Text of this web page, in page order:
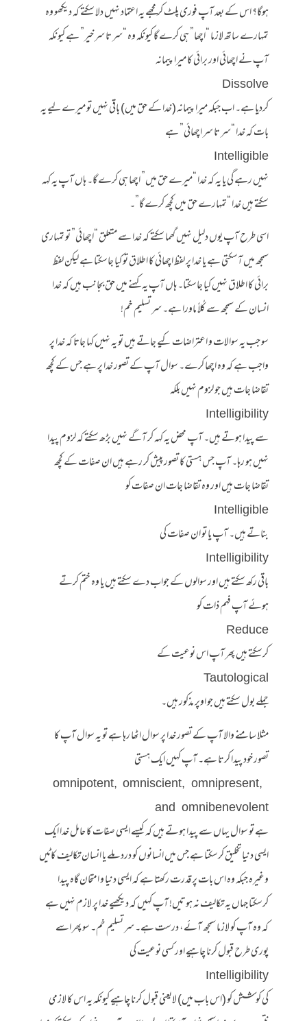
ہوگا؟ اس کے بعد آپ فوری پلٹ کر مجھے یہ اعتماد نہیں دلا سکتے کہ دیکھو وہ
تمہارے ساتھ لازما “اچھا” ہی کرے گا کیونکہ وہ “سر تا سر خیر” ہے کیونکہ
آپ نے اچھائی اور برائی کا میرا پیمانہ
Dissolve
کردیا ہے۔ اب جبکہ میرا پیمانہ (خدا کے حق میں) باقی نہیں تو میرے لیے یہ
بات کہ خدا “سر تا سر اچھائی” ہے
Intelligible
نہیں رہے گی یا یہ کہ خدا “میرے حق میں” اچھا ہی کرے گا۔ ہاں آپ یہ کہہ
سکتے ہیں خدا “تمہارے حق میں کچھ کرے گا”۔
اسی طرح آپ یوں دلیل نہیں گھما سکتے کہ خدا سے متعلق “اچھائی” تو تمہاری
سمجھ میں آسکتی ہے یا خدا پر لفظ اچھائی کا اطلاق تو کیا جاسکتا ہے لیکن لفظ
برائی کا اطلاق نہیں کیا جاسکتا۔ ہاں آپ یہ کہنے میں حق بجانب ہیں کہ خدا
انسان کے سمجھ سے کُلاً ماورا ہے۔ سر تسلیم خم!
سو جب یہ سوالات و اعتراضات کیے جاتے ہیں تو یہ نہیں کہا جاتا کہ خدا پر
واجب ہے کہ وہ اچھا کرے۔ سوال آپ کے تصور خدا پر ہے جس کے کچھ
تقاضا جات ہیں جو لزوم نہیں بلکہ
Intelligibility
سے پیدا ہوتے ہیں۔ آپ محض یہ کہہ کر آگے نہیں بڑھ سکتے کہ لزوم پیدا
نہیں ہو رہا۔ آپ جس ہستی کا تصور پیش کر رہے ہیں ان صفات کے کچھ
تقاضا جات ہیں اور وہ تقاضا جات ان صفات کو
Intelligible
بناتے ہیں۔ آپ یا تو ان صفات کی
Intelligibility
باقی رکھ سکتے ہیں اور سوالوں کے جواب دے سکتے ہیں یا وہ ختم کرتے
ہوئے آپ فہم ذات کو
Reduce
کرسکتے ہیں پھر آپ اس نوعیت کے
Tautological
جملے بول سکتے ہیں جو اوپر مذکور ہیں۔
مثلا سامنے والا آپ کے تصور خدا پر سوال اٹھا رہا ہے تو یہ سوال آپ کا
تصور خود پیدا کرتا ہے۔ آپ کہیں ایک ہستی
omnipotent, omniscient, omnipresent,
and omnibenevolent
ہے تو سوال یہاں سے پیدا ہوتے ہیں کہ کیسے ایسی صفات کا حامل خدا ایک
ایسی دنیا تخلیق کرسکتا ہے جس میں انسانوں کو درد ملے یا انسان تکالیف کاٹیں
وغیرہ جبکہ وہ اس بات پر قدرت رکھتا ہے کہ ایسی دنیا و امتحان گاہ پیدا
کرسکتا جہاں یہ تکالیف نہ ہوتیں! آپ کہیں کہ دیکھیے خدا پر لازم نہیں ہے
کہ وہ آپ کو لازما سمجھ آئے، درست ہے۔ سر تسلیم خم۔ سو پھر اسے
پوری طرح قبول کرنا چاہیے اور کسی نوعیت کی
Intelligibility
کی کوشش کو (اس باب میں) لایعنی قبول کرنا چاہیے کیونکہ یہ اس کا لازمی